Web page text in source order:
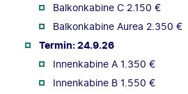
Balkonkabine C 2.150 €
Balkonkabine Aurea 2.350 €
Termin: 24.9.26
Innenkabine A 1.350 €
Innenkabine B 1.550 €